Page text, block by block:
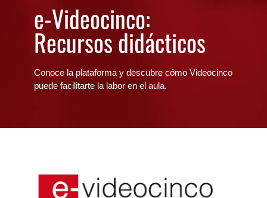
e-Videocinco:
Recursos didácticos
Conoce la plataforma y descubre cómo Videocinco
puede facilitarte la labor en el aula.